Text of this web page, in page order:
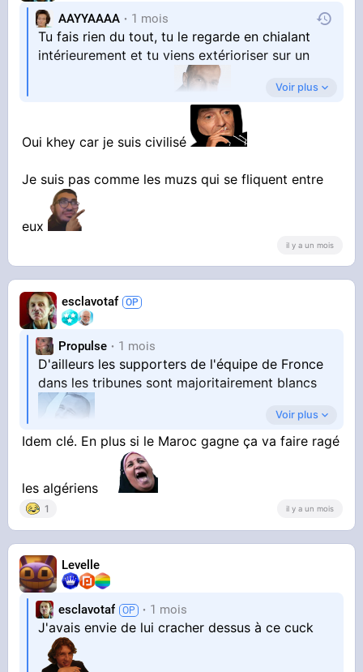
AAYYAAAA 1 mois
Tu fais rien du tout, tu le regarde en chialant
intérieurement et tu viens extérioriser sur un
Voir plus
Oui khey car je suis civilisé
Je suis pas comme les muzs qui se fliquent entre
eux
il y a un mois
esclavotaf
Propulse 1 mois
D'ailleurs les supporters de l'équipe de Fronce
dans les tribunes sont majoritairement blancs
Moi je leur crache dessus et j'espère que le
Maroc va gagner et je n'aurais jamais pensé ça
de ma vie qu'un jour j'allais dire ça.
Voir plus
Idem clé. En plus si le Maroc gagne ça va faire ragé
les algériens
1 il y a un mois
Levelle
esclavotaf 1 mois
J'avais envie de lui cracher dessus à ce cuck